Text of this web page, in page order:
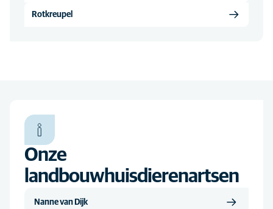
Rotkreupel
Onze
landbouwhuisdierenartsen
Nanne van Dijk